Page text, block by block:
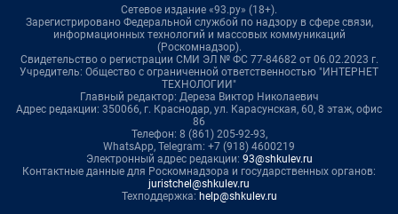
Сетевое издание «93.ру» (18+).
Зарегистрировано Федеральной службой по надзору в сфере связи,
информационных технологий и массовых коммуникаций
(Роскомнадзор).
Свидетельство о регистрации СМИ ЭЛ № ФС 77-84682 от 06.02.2023 г.
Учредитель: Общество с ограниченной ответственностью "ИНТЕРНЕТ
ТЕХНОЛОГИИ"
Главный редактор: Дереза Виктор Николаевич
Адрес редакции: 350066, г. Краснодар, ул. Карасунская, 60, 8 этаж, офис
86
Телефон: 8 (861) 205-92-93,
WhatsApp, Telegram: +7 (918) 4600219
Электронный адрес редакции: 93@shkulev.ru
Контактные данные для Роскомнадзора и государственных органов:
juristchel@shkulev.ru
Техподдержка: help@shkulev.ru